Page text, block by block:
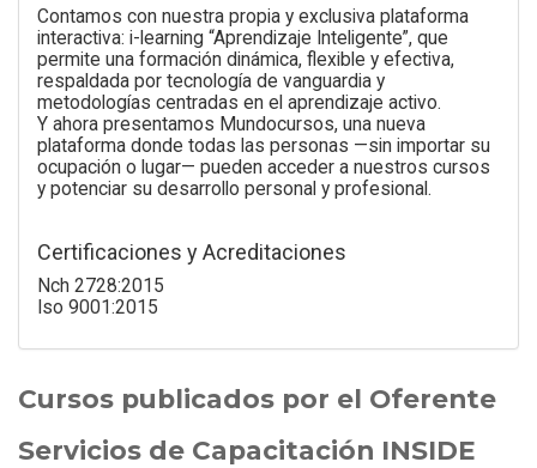
Contamos con nuestra propia y exclusiva plataforma
interactiva: i-learning “Aprendizaje Inteligente”, que
permite una formación dinámica, flexible y efectiva,
respaldada por tecnología de vanguardia y
metodologías centradas en el aprendizaje activo.
Y ahora presentamos Mundocursos, una nueva
plataforma donde todas las personas —sin importar su
ocupación o lugar— pueden acceder a nuestros cursos
y potenciar su desarrollo personal y profesional.
Certificaciones y Acreditaciones
Nch 2728:2015
Iso 9001:2015
Cursos publicados por el Oferente
Servicios de Capacitación INSIDE